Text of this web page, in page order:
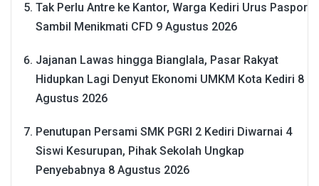
Tak Perlu Antre ke Kantor, Warga Kediri Urus Paspor
Sambil Menikmati CFD 9 Agustus 2026
Jajanan Lawas hingga Bianglala, Pasar Rakyat
Hidupkan Lagi Denyut Ekonomi UMKM Kota Kediri 8
Agustus 2026
Penutupan Persami SMK PGRI 2 Kediri Diwarnai 4
Siswi Kesurupan, Pihak Sekolah Ungkap
Penyebabnya 8 Agustus 2026